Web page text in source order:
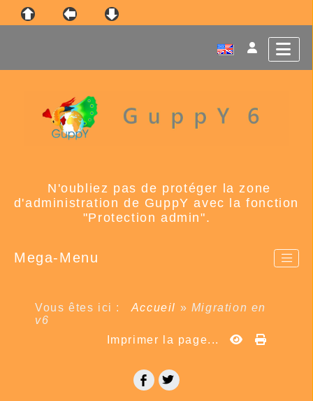
N'oubliez pas de protéger la zone
d'administration de GuppY avec la fonction
"Protection admin".
Mega-Menu
Vous êtes ici : Accueil » Migration en
v6
Imprimer la page...